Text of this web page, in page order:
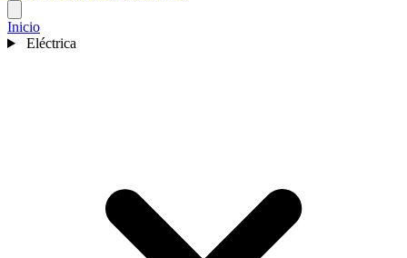
Inicio
Eléctrica